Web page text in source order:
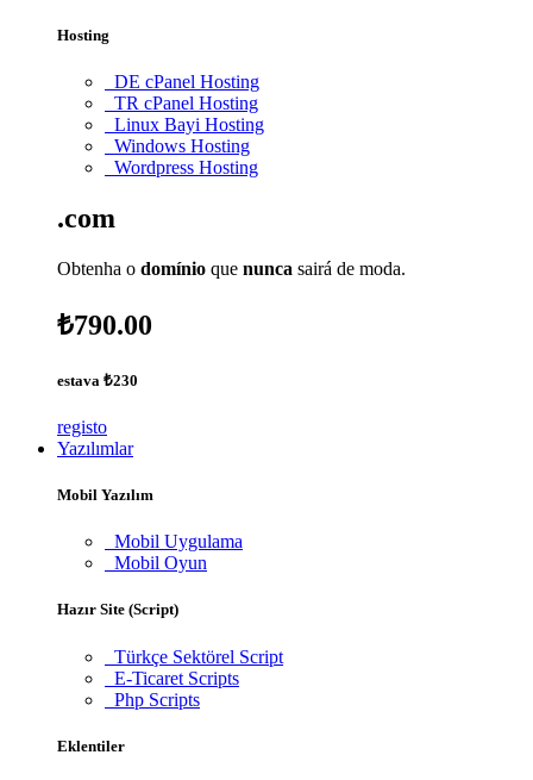
Hosting
DE cPanel Hosting
TR cPanel Hosting
Linux Bayi Hosting
Windows Hosting
Wordpress Hosting
.com
Obtenha o domínio que nunca sairá de moda.
₺790.00
estava ₺230
registo
Yazılımlar
Mobil Yazılım
Mobil Uygulama
Mobil Oyun
Hazır Site (Script)
Türkçe Sektörel Script
E-Ticaret Scripts
Php Scripts
Eklentiler